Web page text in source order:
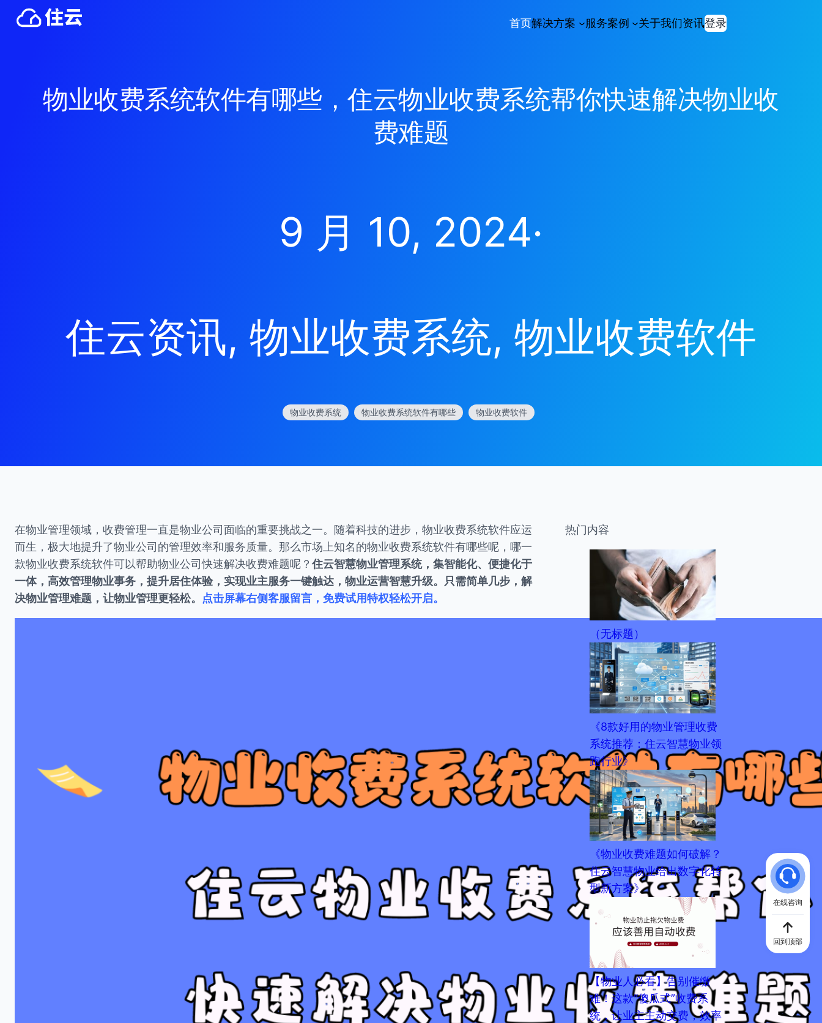
首页解决方案 服务案例 关于我们资讯登录
物业收费系统软件有哪些，住云物业收费系统帮你快速解决物业收
费难题
9 月 10, 2024·
住云资讯, 物业收费系统, 物业收费软件
物业收费系统 物业收费系统软件有哪些 物业收费软件
在物业管理领域，收费管理一直是物业公司面临的重要挑战之一。随着科技的进步，物业收费系统软件应运
而生，极大地提升了物业公司的管理效率和服务质量。那么市场上知名的物业收费系统软件有哪些呢，哪一
款物业收费系统软件可以帮助物业公司快速解决收费难题呢？ 住云智慧物业管理系统，集智能化、便捷化于
一体，高效管理物业事务，提升居住体验，实现业主服务一键触达，物业运营智慧升级。只需简单几步，解
决物业管理难题，让物业管理更轻松。 点击屏幕右侧客服留言，免费试用特权轻松开启。
热门内容
（无标题）
《8款好用的物业管理收费
系统推荐：住云智慧物业领
跑行业》
《物业收费难题如何破解？
住云智慧物业给出数字化转
型新方案》
【物业人必看】告别催缴
难！这款“傻瓜式”收费系
统，让业主主动交费，效率
在线咨询
回到顶部